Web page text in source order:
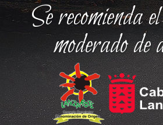
Se recomienda
moderado de